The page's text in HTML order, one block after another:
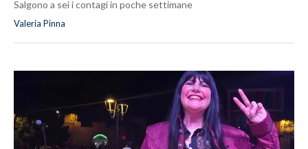
Salgono a sei i contagi in poche settimane
Valeria Pinna